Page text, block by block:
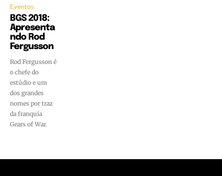
Eventos
BGS 2018:
Apresenta
ndo Rod
Fergusson
Rod Fergusson é
o chefe do
estúdio e um
dos grandes
nomes por traz
da franquia
Gears of War.